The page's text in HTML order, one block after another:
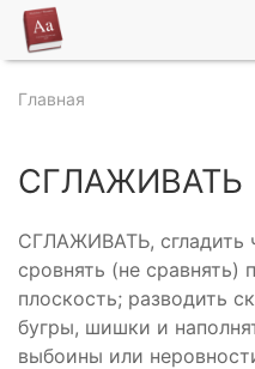
Главная
СГЛАЖИВАТЬ
СГЛАЖИВАТЬ, сгладить
сровнять (не сравнять)
плоскость; разводить
бугры, шишки и
выбоины или